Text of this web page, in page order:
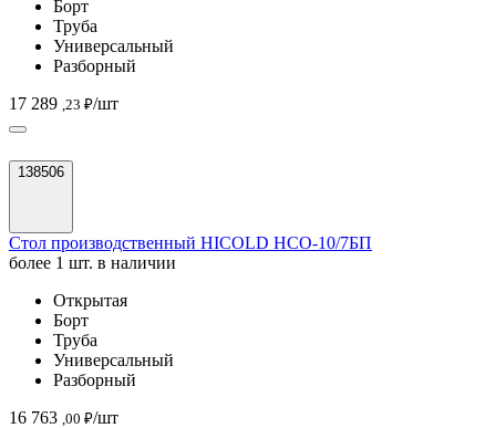
Борт
Труба
Универсальный
Разборный
17 289 ,23 ₽/шт
138506
Стол производственный HICOLD НСО-10/7БП
более 1 шт. в наличии
Открытая
Борт
Труба
Универсальный
Разборный
16 763 ,00 ₽/шт